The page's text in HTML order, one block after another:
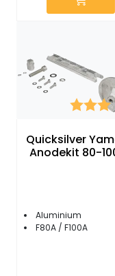
Quicksilver
Anodekit 80-
Aluminium
F80A / F100A